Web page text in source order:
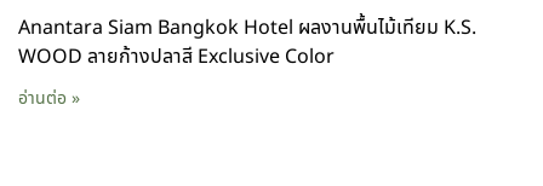
Anantara Siam Bangkok Hotel ผลงานพื้นไม้เทียม K.S.
WOOD ลายก้างปลาสี Exclusive Color
อ่านต่อ »